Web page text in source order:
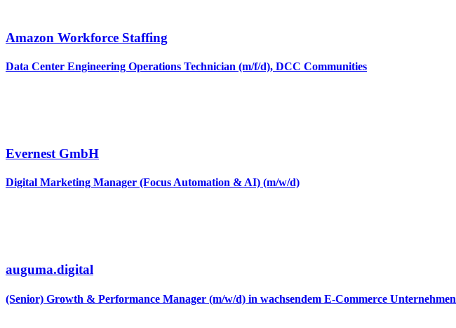
Amazon Workforce Staffing
Data Center Engineering Operations Technician (m/f/d), DCC Communities
Evernest GmbH
Digital Marketing Manager (Focus Automation & AI) (m/w/d)
auguma.digital
(Senior) Growth & Performance Manager (m/w/d) in wachsendem E-Commerce Unternehmen